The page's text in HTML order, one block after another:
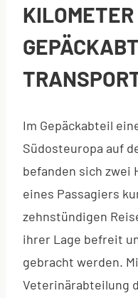
Im Gepäckabteil
Südosteuropa auf
befanden sich zwei
eines Passagiers
zehnstündigen
ihrer Lage befreit
gebracht werden.
Veterinärabteilung